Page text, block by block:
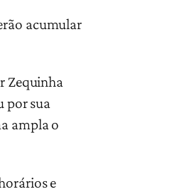
acumular
Zequinha
por sua
ampla o
e